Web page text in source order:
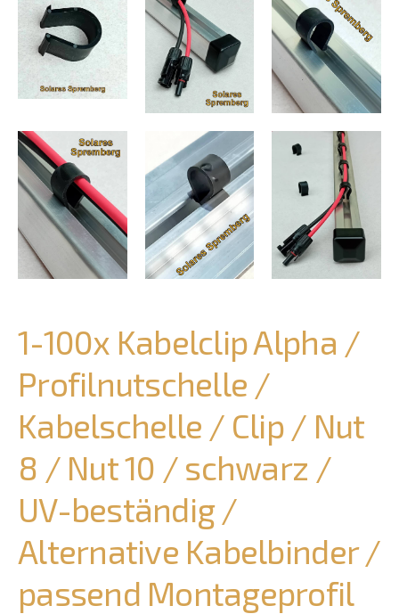
1-100x Kabelclip Alpha /
Profilnutschelle /
Kabelschelle / Clip / Nut
8 / Nut 10 / schwarz /
UV-beständig /
Alternative Kabelbinder /
passend Montageprofil